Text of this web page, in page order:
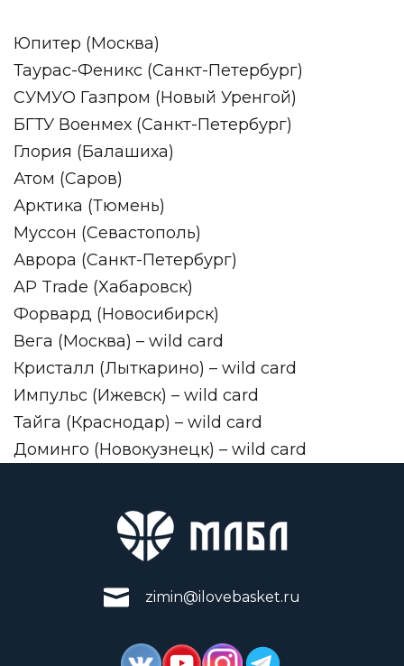
Юпитер (Москва)
Таурас-Феникс (Санкт-Петербург)
СУМУО Газпром (Новый Уренгой)
БГТУ Военмех (Санкт-Петербург)
Глория (Балашиха)
Атом (Саров)
Арктика (Тюмень)
Муссон (Севастополь)
Аврора (Санкт-Петербург)
AP Trade (Хабаровск)
Форвард (Новосибирск)
Вега (Москва) – wild card
Кристалл (Лыткарино) – wild card
Импульс (Ижевск) – wild card
Тайга (Краснодар) – wild card
Доминго (Новокузнецк) – wild card
zimin@ilovebasket.ru